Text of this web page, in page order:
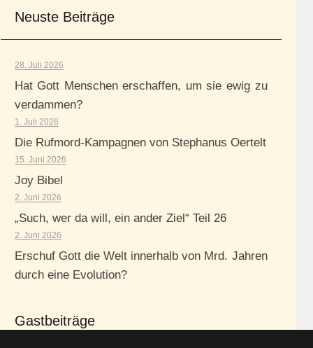
Neuste Beiträge
28. Juli 2026
Hat Gott Menschen erschaffen, um sie ewig zu
verdammen?
1. Juli 2026
Die Rufmord-Kampagnen von Stephanus Oertelt
15. Juni 2026
Joy Bibel
2. Juni 2026
„Such, wer da will, ein ander Ziel“ Teil 26
2. Juni 2026
Erschuf Gott die Welt innerhalb von Mrd. Jahren
durch eine Evolution?
Gastbeiträge